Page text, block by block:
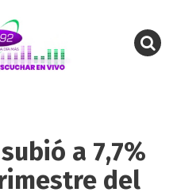
a 7,7%
del